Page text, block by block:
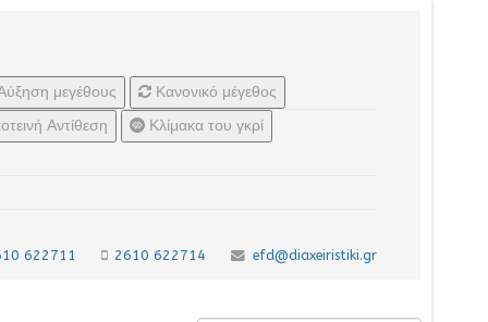
μεγέθους
Κανονικό μέγεθος
Αντίθεση
Κλίμακα του γκρί
622711 2610 622714 efd@diaxeiristiki.gr